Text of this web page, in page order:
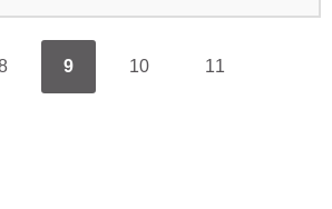
9 10 11